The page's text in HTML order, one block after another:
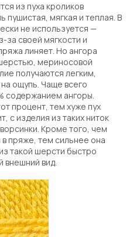
из пуха кроликов
пушистая, мягкая и теплая. В
не используется —
за своей мягкости и
линяет. Но ангора
мериносовой
получаются легким,
ощупь. Чаще всего
содержанием ангоры.
процент, тем хуже пух
с изделия из таких ниток
Кроме того, чем
пряже, тем сильнее она
такой шерсти быстро
внешний вид.